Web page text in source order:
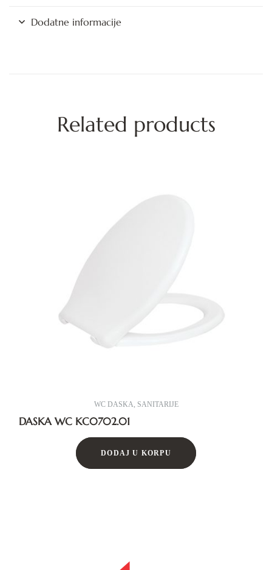
Dodatne informacije
Related products
WC DASKA, SANITARIJE
DASKA WC KC0702.01
DODAJ U KORPU